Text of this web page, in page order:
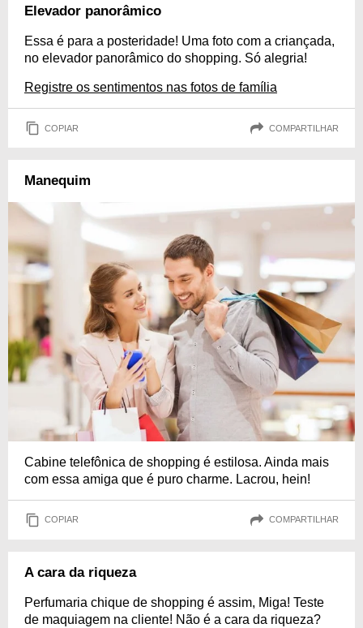
Elevador panorâmico
Essa é para a posteridade! Uma foto com a criançada,
no elevador panorâmico do shopping. Só alegria!
Registre os sentimentos nas fotos de família
COPIAR COMPARTILHAR
Manequim
Cabine telefônica de shopping é estilosa. Ainda mais
com essa amiga que é puro charme. Lacrou, hein!
COPIAR COMPARTILHAR
A cara da riqueza
Perfumaria chique de shopping é assim, Miga! Teste
de maquiagem na cliente! Não é a cara da riqueza?